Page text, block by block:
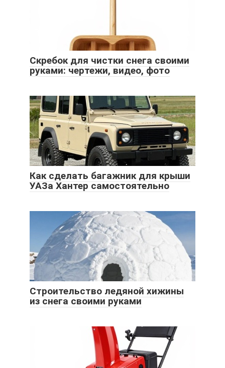
Скребок для чистки снега своими
руками: чертежи, видео, фото
Как сделать багажник для крыши
УАЗа Хантер самостоятельно
Строительство ледяной хижины
из снега своими руками